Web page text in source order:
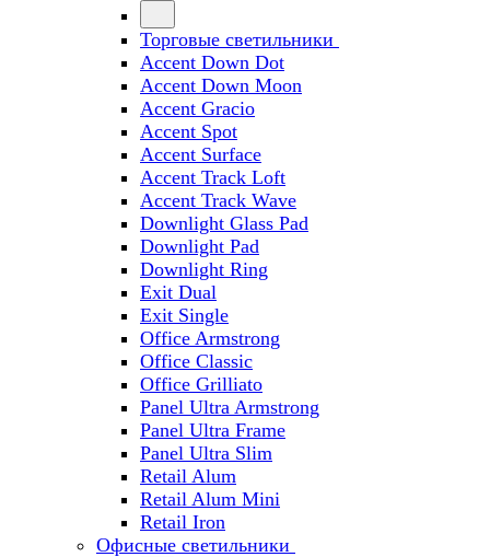
Торговые светильники
Accent Down Dot
Accent Down Moon
Accent Gracio
Accent Spot
Accent Surface
Accent Track Loft
Accent Track Wave
Downlight Glass Pad
Downlight Pad
Downlight Ring
Exit Dual
Exit Single
Office Armstrong
Office Classic
Office Grilliato
Panel Ultra Armstrong
Panel Ultra Frame
Panel Ultra Slim
Retail Alum
Retail Alum Mini
Retail Iron
Офисные светильники